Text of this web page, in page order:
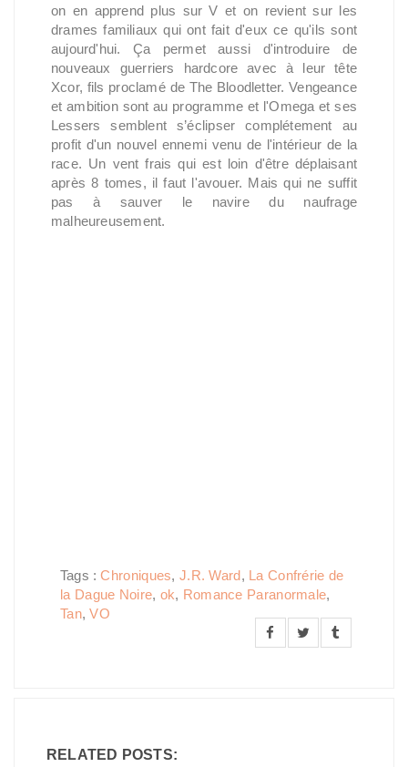
on en apprend plus sur V et on revient sur les
drames familiaux qui ont fait d'eux ce qu'ils sont
aujourd'hui. Ça permet aussi d'introduire de
nouveaux guerriers hardcore avec à leur tête
Xcor, fils proclamé de The Bloodletter. Vengeance
et ambition sont au programme et l'Omega et ses
Lessers semblent s’éclipser complétement au
profit d'un nouvel ennemi venu de l'intérieur de la
race. Un vent frais qui est loin d'être déplaisant
après 8 tomes, il faut l'avouer. Mais qui ne suffit
pas à sauver le navire du naufrage
malheureusement.
Tags :Chroniques, J.R. Ward, La Confrérie de
la Dague Noire, ok, Romance Paranormale,
Tan,VO
RELATED POSTS: